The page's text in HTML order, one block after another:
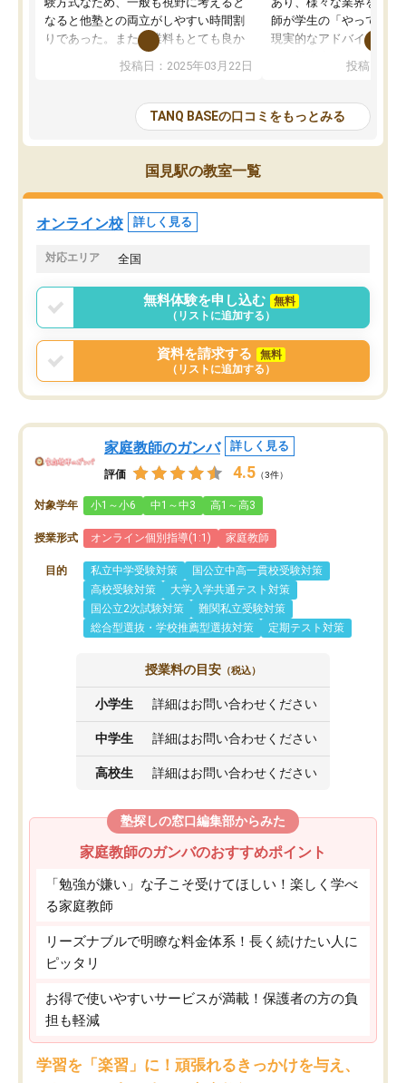
なると他塾との両立がしやすい時間割
りであった。また授業料もとても良か
総合型の多くの塾は大学生が見ること
大学生の目だけでなく、数人の大人に
も目を通して頂ける。そのため多くの
意見を聞くことができ、より良いもの
を推敲することが可能だ。
どの人も優しく、親身に接してくださ
るのでやる気も出て、良かったで
す！！
投稿日：2025年03月22日
師が学生の「やってみた
現実的なアドバイスを行
分野について学生知識
総合型選抜対策として志
接・小論文などの技術指
ション内容になっていま
を社会人として働いてい
標を見つける事が出来ま
投稿日：
TANQ BASEの口コミをもっとみる
国見駅の教室一覧
オンライン校 詳しく見る
対応エリア 全国
無料体験を申し込む
無料
（リストに追加する）
資料を請求する
無料
（リストに追加する）
家庭教師のガンバ 詳しく見る
評価 4.5 （3件）
対象学年 小1～小6 中1～中3 高1～高3
授業形式 オンライン個別指導(1:1) 家庭教師
目的 私立中学受験対策
国公立中高一貫校受験対策
高校受験対策
大学入学共通テスト対策
国公立2次試験対策
難関私立受験対策
総合型選抜・学校推薦型選抜対策
定期テスト対策
授業料の目安 （税込）
小学生 詳細はお問い合わせください
中学生 詳細はお問い合わせください
高校生 詳細はお問い合わせください
塾探しの窓口編集部からみた
家庭教師のガンバのおすすめポイント
「勉強が嫌い」な子こそ受けてほしい！楽しく学べ
る家庭教師
リーズナブルで明瞭な料金体系！長く続けたい人に
ピッタリ
お得で使いやすいサービスが満載！保護者の方の負
担も軽減
学習を「楽習」に！頑張れるきっかけを与え、